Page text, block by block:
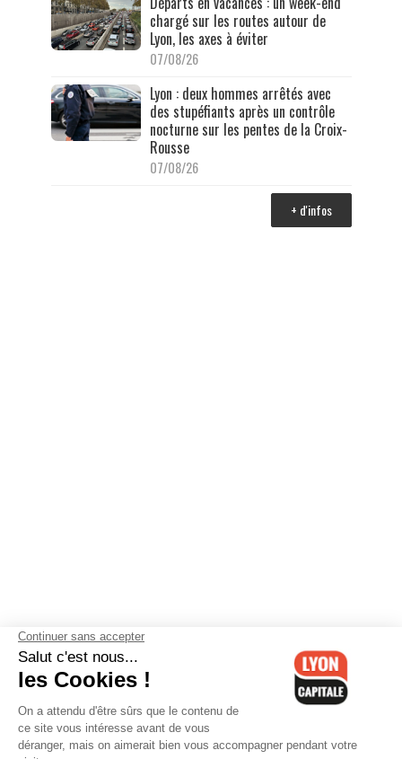
chargé sur les routes autour de
Lyon, les axes à éviter
07/08/26
Lyon : deux hommes arrêtés avec
des stupéfiants après un contrôle
nocturne sur les pentes de la Croix-
Rousse
07/08/26
+ d'infos